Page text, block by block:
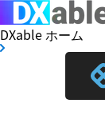
DXable ホーム